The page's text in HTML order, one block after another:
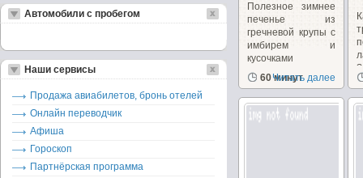
Полезное зимнее
печенье из
гречневой крупы с
имбирем и
кусочками
шоколада.
Вкусное,...
60 минут
Читать далее
Автомобили с пробегом
Наши сервисы
Продажа авиабилетов, бронь отелей
Онлайн переводчик
Афиша
Гороскоп
Партнёрская программа